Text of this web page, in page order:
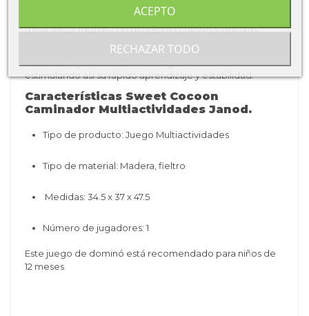
gracias a sus actividades, que incluyen instrumentos
musicales y formas con diferentes colores y texturas.
También, gracias a su diseño de ruedas y freno, este
divertido juguete, le brindara seguridad en su andar,
estimulando así su rápido aprendizaje y estabilidad.
Características Sweet Cocoon
Caminador Multiactividades Janod.
Tipo de producto: Juego Multiactividades
Tipo de material: Madera, fieltro
Medidas: 34.5 x 37 x 47.5
Número de jugadores: 1
Este juego de dominó está recomendado para niños de
12 meses
RECHAZAR TODO
ACEPTO